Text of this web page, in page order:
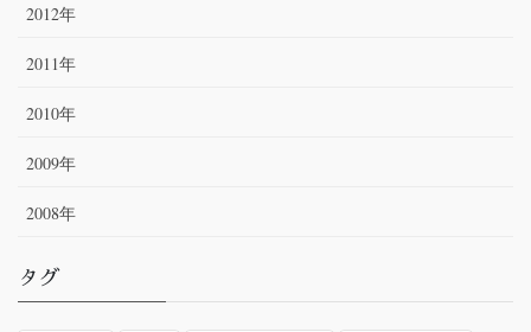
2012年
2011年
2010年
2009年
2008年
タグ